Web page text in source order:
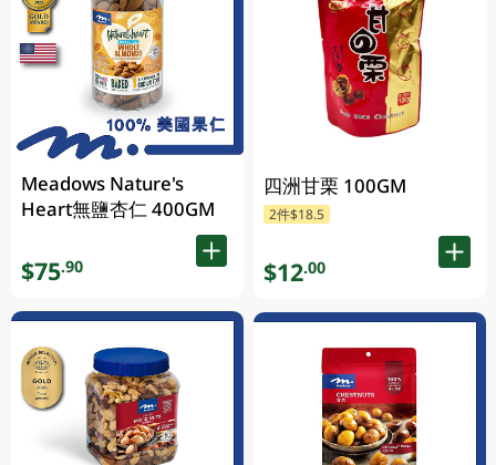
Meadows Nature's
Heart無鹽杏仁 400GM
$75.90
四洲甘栗 100GM
2件$18.5
$12.00